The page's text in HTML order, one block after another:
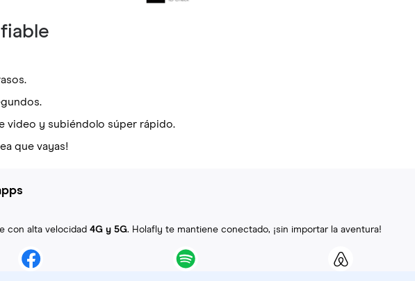
video y subiéndolo súper rápido.
que vayas!
con alta velocidad 4G y 5G. Holafly te mantiene conectado, ¡sin importar la aventura!